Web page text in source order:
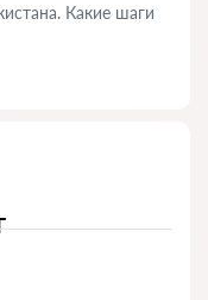
Какие шаги